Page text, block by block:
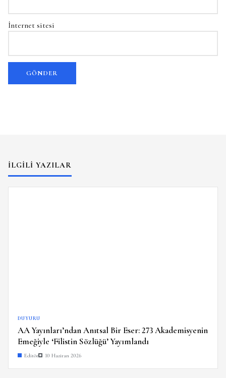
İnternet sitesi
İLGILI YAZILAR
DUYURU
AA Yayınları’ndan Anıtsal Bir Eser: 273 Akademisyenin
Emeğiyle ‘Filistin Sözlüğü’ Yayımlandı
Editör 10 Haziran 2026